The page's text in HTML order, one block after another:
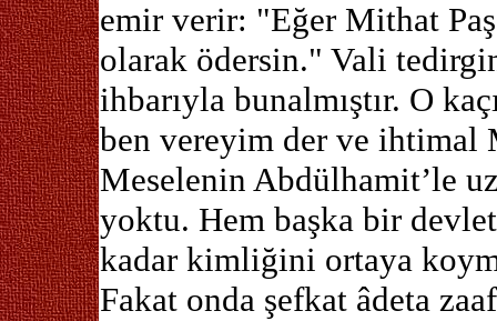
emir verir: "Eğer Mithat
olarak ödersin." Vali
ihbarıyla bunalmıştır. O
ben vereyim der ve ihtimal
Meselenin Abdülhamit’le
yoktu. Hem başka bir
kadar kimliğini ortaya
Fakat onda şefkat âdeta